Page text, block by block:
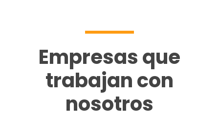
Empresas que
trabajan con
nosotros